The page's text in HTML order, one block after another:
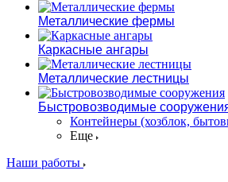
Металлические фермы
Каркасные ангары
Металлические лестницы
Быстровозводимые
Контейнеры (хозблок,
Еще
Наши работы